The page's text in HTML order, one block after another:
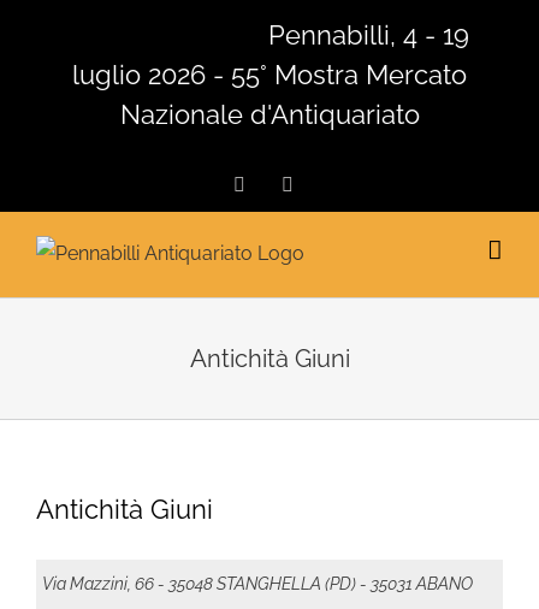
contenuto
Pennabilli, 4 - 19
luglio 2026 - 55° Mostra Mercato
Nazionale d'Antiquariato
Facebook
Antichità Giuni
Antichità Giuni
Via Mazzini, 66 - 35048 STANGHELLA (PD) - 35031 ABANO